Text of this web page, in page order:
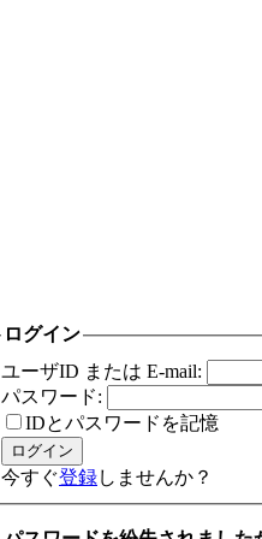
ログイン
ユーザID または E-mail:
パスワード:
IDとパスワードを記憶
今すぐ登録しませんか？